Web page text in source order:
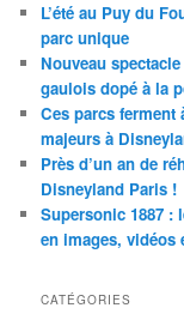
L’été au Puy du
parc unique
Nouveau
gaulois dopé à la
Ces parcs
majeurs à
Près d’un an de
Disneyland Paris !
Supersonic 1887 :
en images, vidéos
CATÉGORIES